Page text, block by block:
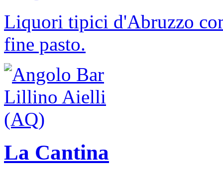
Liquori tipici d'Abruzzo
fine pasto.
La Cantina